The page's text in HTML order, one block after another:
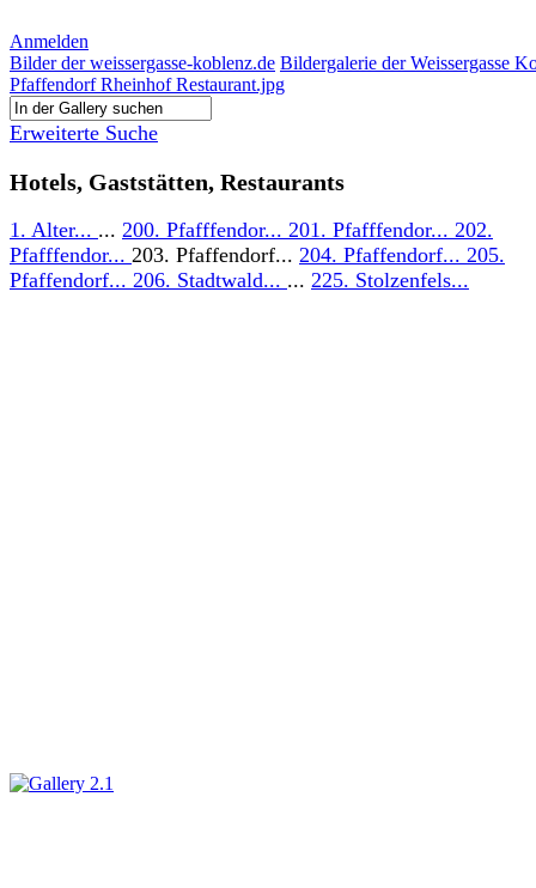
Anmelden
Bilder der weissergasse-koblenz.de Bildergalerie der Weissergasse
Pfaffendorf Rheinhof Restaurant.jpg
Erweiterte Suche
Hotels, Gaststätten, Restaurants
1. Alter... ... 200. Pfafffendor... 201. Pfafffendor... 202.
Pfafffendor... 203. Pfaffendorf... 204. Pfaffendorf... 205.
Pfaffendorf... 206. Stadtwald... ... 225. Stolzenfels...